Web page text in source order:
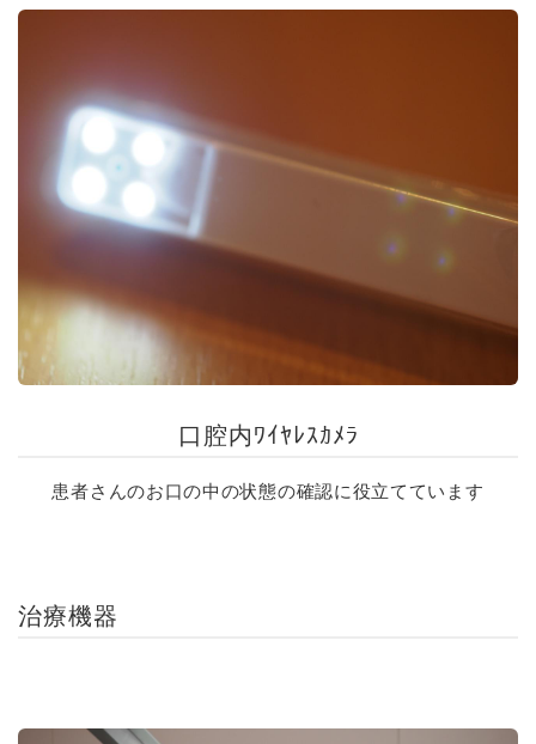
口腔内ﾜｲﾔﾚｽｶﾒﾗ
患者さんのお口の中の状態の確認に役立てています
治療機器